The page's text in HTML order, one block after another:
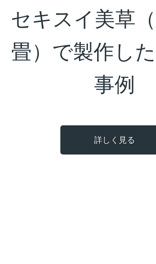
セキスイ美草
畳）で製作し
事例
詳しく見る